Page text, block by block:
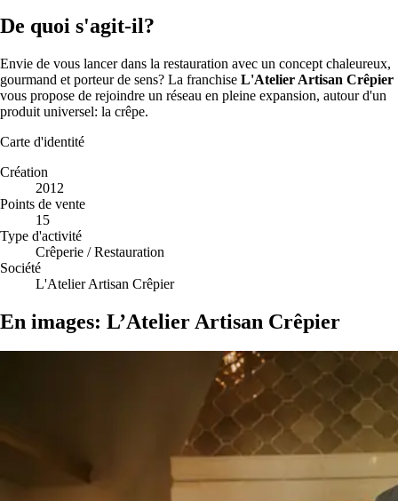
De quoi s'agit-il?
Envie de vous lancer dans la restauration avec un concept chaleureux,
gourmand et porteur de sens? La franchise L'Atelier Artisan Crêpier
vous propose de rejoindre un réseau en pleine expansion, autour d'un
produit universel: la crêpe.
Carte d'identité
Création
2012
Points de vente
15
Type d'activité
Crêperie / Restauration
Société
L'Atelier Artisan Crêpier
En images: L’Atelier Artisan Crêpier